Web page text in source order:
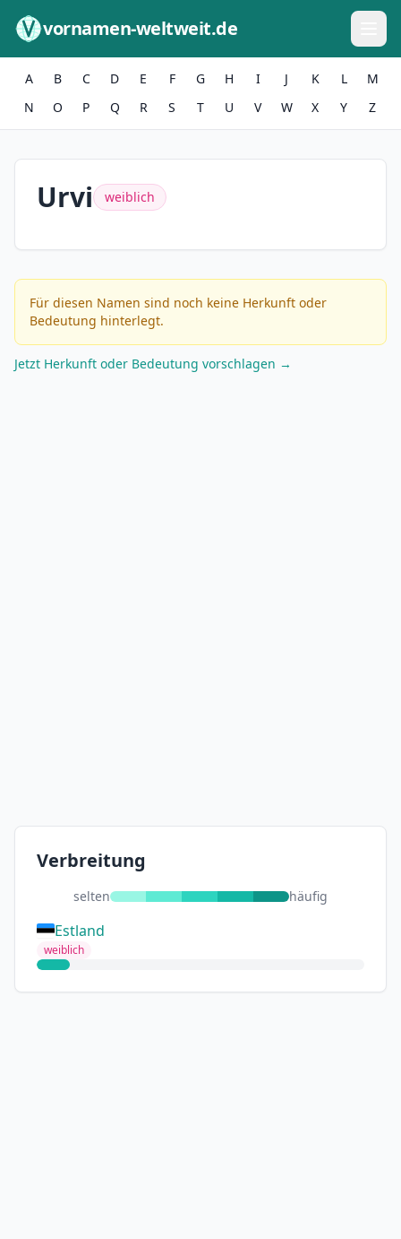
vornamen-weltweit.de
A B C D E F G H I J K L
M
N
O P Q R S T U V W X Y Z
Urvi weiblich
Für diesen Namen sind noch keine Herkunft oder
Bedeutung hinterlegt.
Jetzt Herkunft oder Bedeutung vorschlagen →
Verbreitung
selten häufig
Estland
weiblich